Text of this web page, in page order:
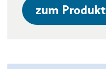
zum Produkt